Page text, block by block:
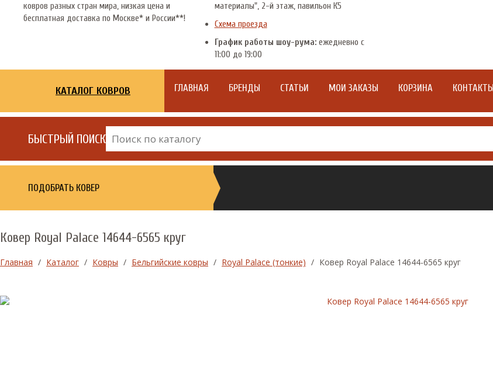
ковров разных стран мира, низкая цена и
бесплатная доставка по Москве* и России**!
материалы", 2-й этаж, павильон К5
Схема проезда
График работы шоу-рума:ежедневно с
11:00 до 19:00
КАТАЛОГ КОВРОВ ГЛАВНАЯ БРЕНДЫ СТАТЬИ МОИ ЗАКАЗЫ КОРЗИНА КОНТАКТЫ
БЫСТРЫЙ ПОИСК
ПОДОБРАТЬ КОВЕР
Ковер Royal Palace 14644-6565 круг
Главная / Каталог / Ковры / Бельгийские ковры / Royal Palace (тонкие) / Ковер Royal Palace 14644-6565 круг